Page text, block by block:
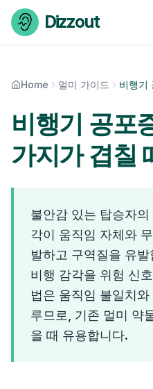
Skip to content
Dizzout
Home 멀미 가이드 비행기
비행기 공포
가지가 겹칠
불안감 있는 탑승자
각이 움직임 자체와
발하고 구역질을 유
비행 감각을 위험 신
법은 움직임 불일치
루므로, 기존 멀미 약
을 때 유용합니다.